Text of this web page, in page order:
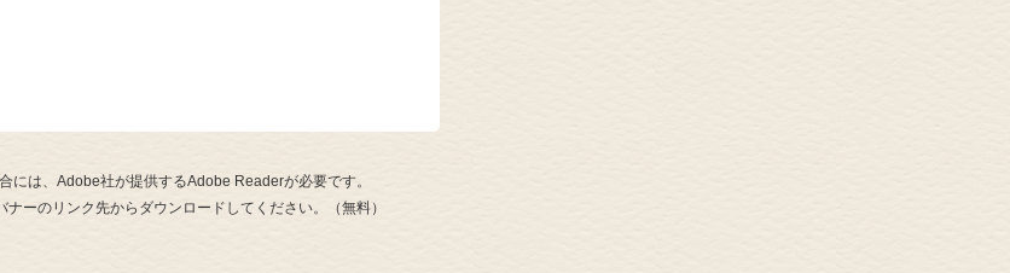
には、Adobe社が提供するAdobe Readerが必要です。
ーのリンク先からダウンロードしてください。（無料）